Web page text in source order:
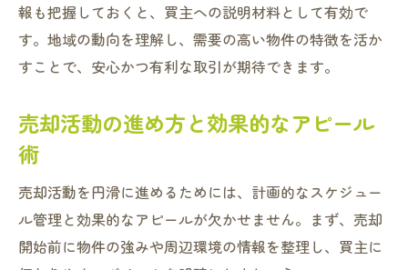
報も把握しておくと、買主への説明材料として有効で
す。地域の動向を理解し、需要の高い物件の特徴を活か
すことで、安心かつ有利な取引が期待できます。
売却活動の進め方と効果的なアピール
術
売却活動を円滑に進めるためには、計画的なスケジュー
ル管理と効果的なアピールが欠かせません。まず、売却
開始前に物件の強みや周辺環境の情報を整理し、買主に